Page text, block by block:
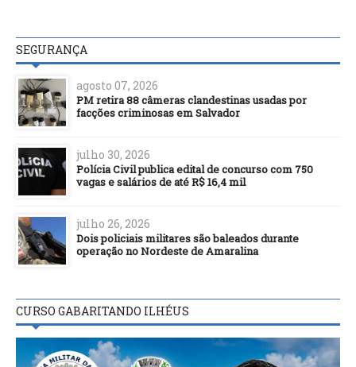
SEGURANÇA
agosto 07, 2026
PM retira 88 câmeras clandestinas usadas por
facções criminosas em Salvador
julho 30, 2026
Polícia Civil publica edital de concurso com 750
vagas e salários de até R$ 16,4 mil
julho 26, 2026
Dois policiais militares são baleados durante
operação no Nordeste de Amaralina
CURSO GABARITANDO ILHÉUS